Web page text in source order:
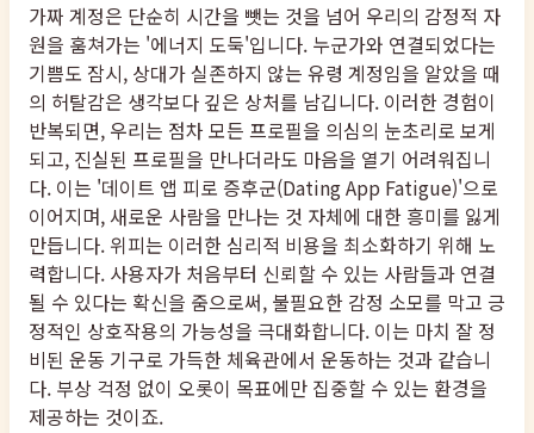
가짜 계정은 단순히 시간을 뺏는 것을 넘어 우리의 감정적 자
원을 훔쳐가는 '에너지 도둑'입니다. 누군가와 연결되었다는
기쁨도 잠시, 상대가 실존하지 않는 유령 계정임을 알았을 때
의 허탈감은 생각보다 깊은 상처를 남깁니다. 이러한 경험이
반복되면, 우리는 점차 모든 프로필을 의심의 눈초리로 보게
되고, 진실된 프로필을 만나더라도 마음을 열기 어려워집니
다. 이는 '데이트 앱 피로 증후군(Dating App Fatigue)'으로
이어지며, 새로운 사람을 만나는 것 자체에 대한 흥미를 잃게
만듭니다. 위피는 이러한 심리적 비용을 최소화하기 위해 노
력합니다. 사용자가 처음부터 신뢰할 수 있는 사람들과 연결
될 수 있다는 확신을 줌으로써, 불필요한 감정 소모를 막고 긍
정적인 상호작용의 가능성을 극대화합니다. 이는 마치 잘 정
비된 운동 기구로 가득한 체육관에서 운동하는 것과 같습니
다. 부상 걱정 없이 오롯이 목표에만 집중할 수 있는 환경을
제공하는 것이죠.